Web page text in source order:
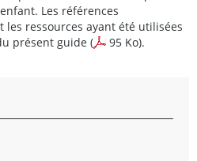
Les références
ressources ayant été utilisées
présent guide ( 95 Ko).